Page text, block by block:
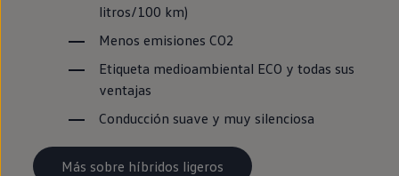
litros/100 km)
Menos emisiones CO2
Etiqueta medioambiental ECO y todas sus
ventajas
Conducción suave y muy silenciosa
Más sobre híbridos ligeros